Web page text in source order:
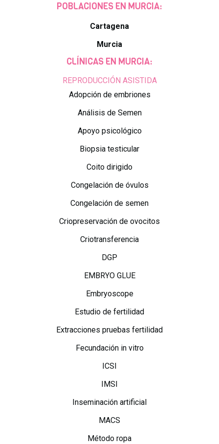
POBLACIONES EN MURCIA:
Cartagena
Murcia
CLÍNICAS EN MURCIA:
REPRODUCCIÓN ASISTIDA
Adopción de embriones
Análisis de Semen
Apoyo psicológico
Biopsia testicular
Coito dirigido
Congelación de óvulos
Congelación de semen
Criopreservación de ovocitos
Criotransferencia
DGP
EMBRYO GLUE
Embryoscope
Estudio de fertilidad
Extracciones pruebas fertilidad
Fecundación in vitro
ICSI
IMSI
Inseminación artificial
MACS
Método ropa